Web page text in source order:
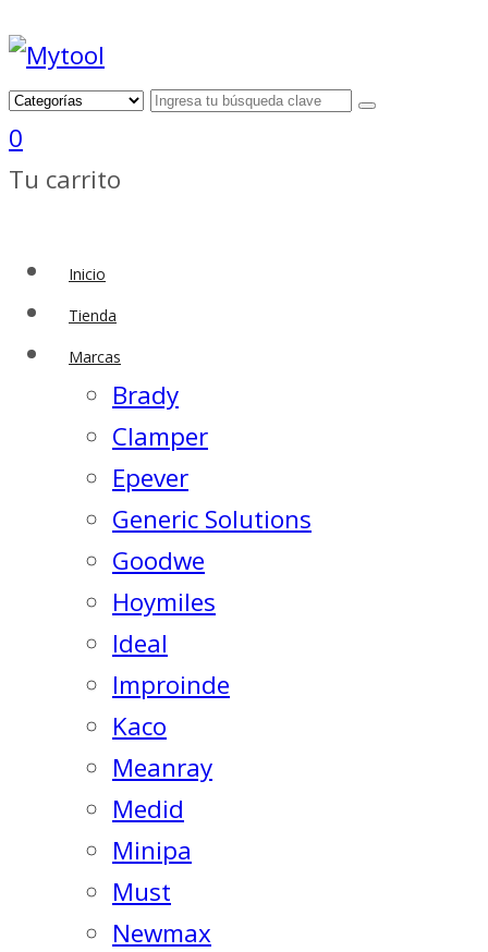
0
Tu carrito
Inicio
Tienda
Marcas
Brady
Clamper
Epever
Generic Solutions
Goodwe
Hoymiles
Ideal
Improinde
Kaco
Meanray
Medid
Minipa
Must
Newmax